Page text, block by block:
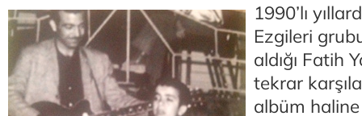
1990’lı
Ezgileri
aldığı Fatih
tekrar
albüm